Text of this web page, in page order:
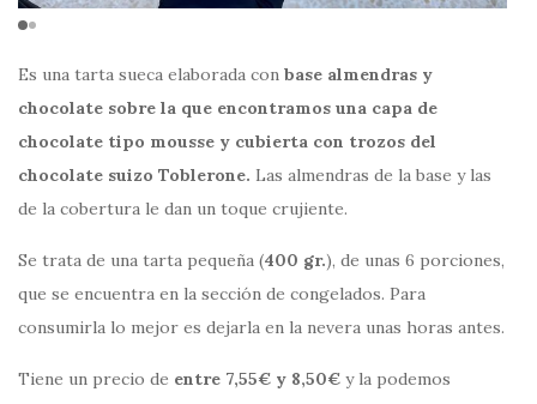
Es una tarta sueca elaborada con base almendras y
chocolate sobre la que encontramos una capa de
chocolate tipo mousse y cubierta con trozos del
chocolate suizo Toblerone. Las almendras de la base y las
de la cobertura le dan un toque crujiente.
Se trata de una tarta pequeña (400 gr.), de unas 6 porciones,
que se encuentra en la sección de congelados. Para
consumirla lo mejor es dejarla en la nevera unas horas antes.
Tiene un precio de entre 7,55€ y 8,50€ y la podemos